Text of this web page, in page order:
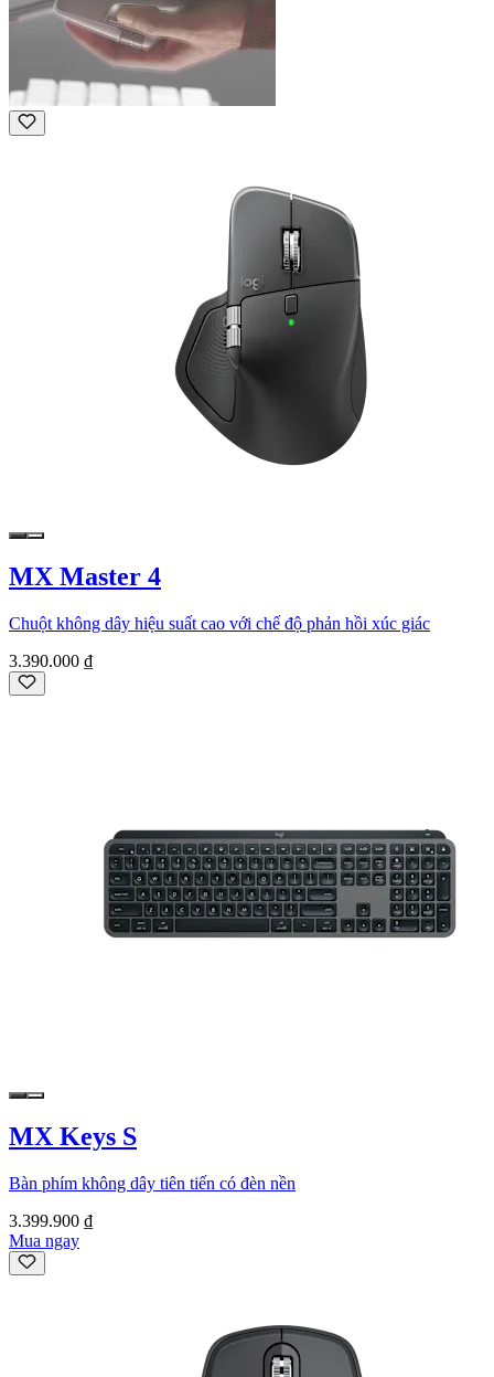
MX Master 4
Chuột không dây hiệu suất cao với chế độ phản hồi xúc giác
3.390.000 ₫
MX Keys S
Bàn phím không dây tiên tiến có đèn nền
3.399.900 ₫
Mua ngay